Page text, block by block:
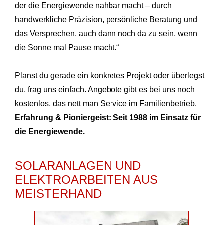
der die Energiewende nahbar macht – durch
handwerkliche Präzision, persönliche Beratung und
das Versprechen, auch dann noch da zu sein, wenn
die Sonne mal Pause macht.“
Planst du gerade ein konkretes Projekt oder überlegst
du, frag uns einfach. Angebote gibt es bei uns noch
kostenlos, das nett man Service im Familienbetrieb.
Erfahrung & Pioniergeist: Seit 1988 im Einsatz für
die Energiewende.
SOLARANLAGEN UND
ELEKTROARBEITEN AUS
MEISTERHAND